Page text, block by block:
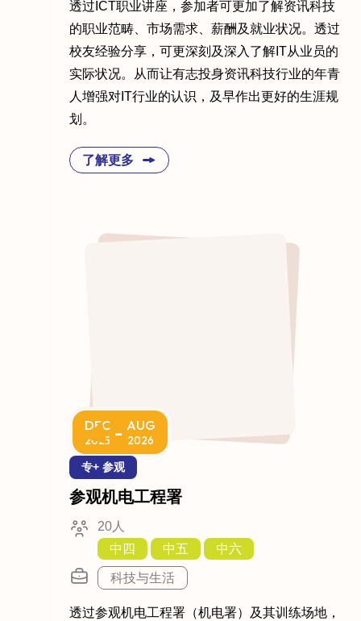
透过ICT职业讲座，参加者可更加了解资讯科技
的职业范畴、市场需求、薪酬及就业状况。透过
校友经验分享，可更深刻及深入了解IT从业员的
实际状况。从而让有志投身资讯科技行业的年青
人增强对IT行业的认识，及早作出更好的生涯规
划。
了解更多
DEC
2025 - AUG
2026
专+ 参观
参观机电工程署
20人
中四
中五 中六
科技与生活
透过参观机电工程署（机电署）及其训练场地，